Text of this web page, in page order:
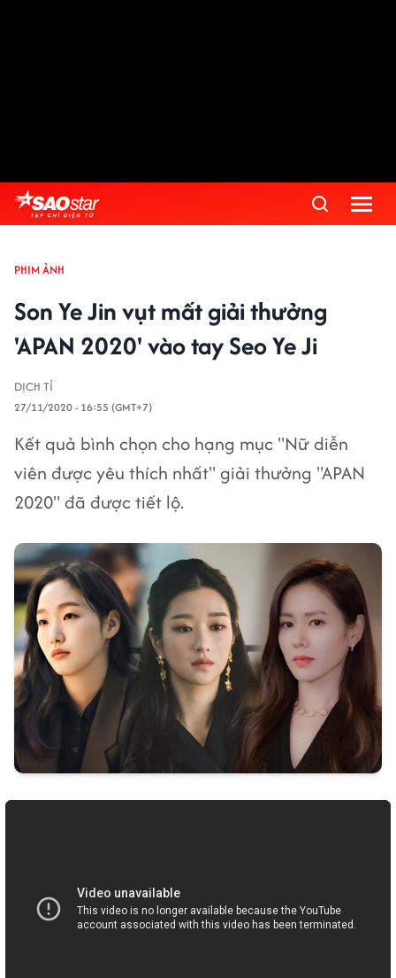
PHIM ẢNH
Son Ye Jin vụt mất giải thưởng
'APAN 2020' vào tay Seo Ye Ji
DỊCH TỈ
27/11/2020 - 16:55 (GMT+7)
Kết quả bình chọn cho hạng mục "Nữ diễn
viên được yêu thích nhất" giải thưởng "APAN
2020" đã được tiết lộ.